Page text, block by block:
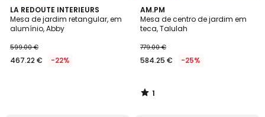
LA REDOUTE INTERIEURS
Mesa de jardim retangular, em
alumínio, Abby
599.00 €
467.22 € -22%
AM.PM
Mesa de centro de jardim em
teca, Talulah
779.00 €
584.25 € -25%
1
/
5
1
/